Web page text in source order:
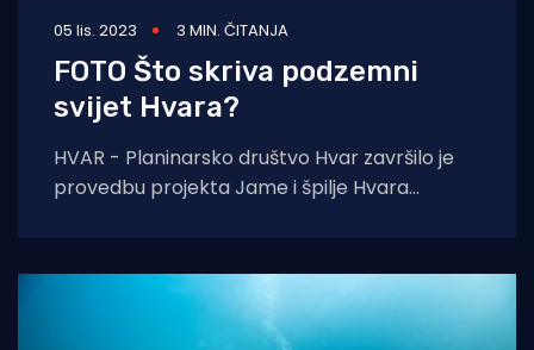
05 lis. 2023 3 MIN. ČITANJA
FOTO Što skriva podzemni
svijet Hvara?
HVAR - Planinarsko društvo Hvar završilo je
provedbu projekta Jame i špilje Hvara